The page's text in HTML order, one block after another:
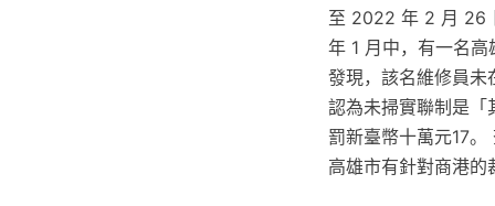
至 2022 年 2 月 26
年 1 月中，有一名
發現，該名維修員未
認為未掃實聯制是「
罰新臺幣十萬元17
高雄市有針對商港的